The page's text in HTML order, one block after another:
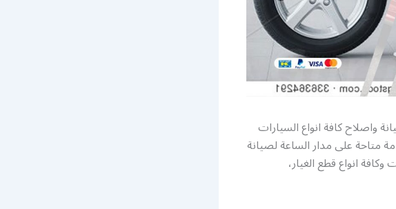
واصلاح كافة انواع السيارات
متاحة على مدار الساعة لصيانة
وكافة انواع قطع الغيار،